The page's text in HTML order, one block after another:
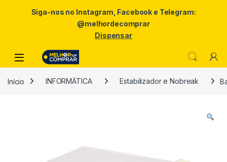
Siga-nos no Instagram, Facebook e Telegram:
@melhordecomprar
Dispensar
Skip to navigation
Skip to content
Início INFORMÁTICA Estabilizador e Nobreak